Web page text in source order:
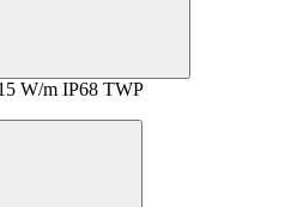
W/m IP68 TWP